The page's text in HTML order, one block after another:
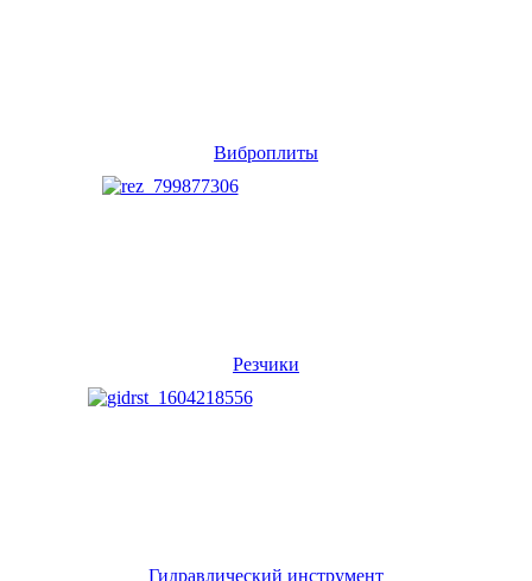
Виброплиты
Резчики
Гидравлический инструмент